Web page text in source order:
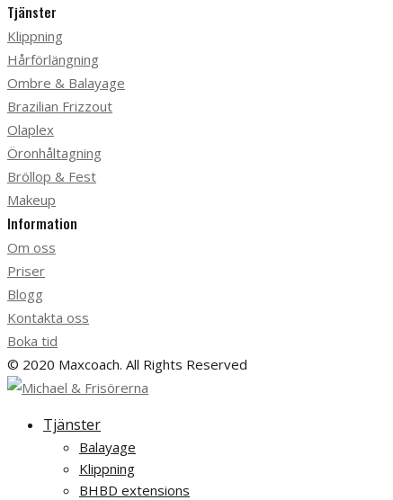
Tjänster
Klippning
Hårförlängning
Ombre & Balayage
Brazilian Frizzout
Olaplex
Öronhåltagning
Bröllop & Fest
Makeup
Information
Om oss
Priser
Blogg
Kontakta oss
Boka tid
© 2020 Maxcoach. All Rights Reserved
Tjänster
Balayage
Klippning
BHBD extensions